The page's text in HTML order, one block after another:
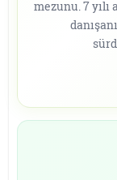
mezunu. 7